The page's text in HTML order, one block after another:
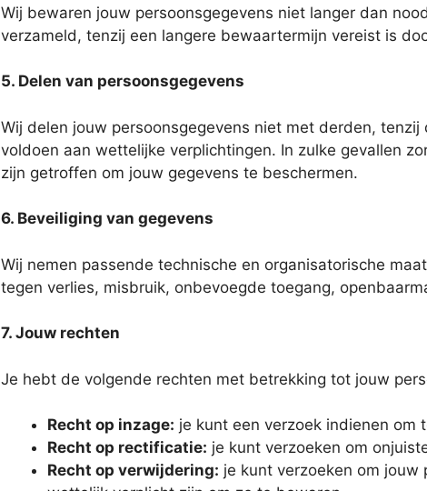
Wij bewaren jouw persoonsgegevens niet langer dan
verzameld, tenzij een langere bewaartermijn vereist is
5. Delen van persoonsgegevens
Wij delen jouw persoonsgegevens niet met derden,
voldoen aan wettelijke verplichtingen. In zulke gevallen
zijn getroffen om jouw gegevens te beschermen.
6. Beveiliging van gegevens
Wij nemen passende technische en organisatorische
tegen verlies, misbruik, onbevoegde toegang,
7. Jouw rechten
Je hebt de volgende rechten met betrekking tot jouw
Recht op inzage: je kunt een verzoek indienen om
Recht op rectificatie: je kunt verzoeken om
Recht op verwijdering: je kunt verzoeken om